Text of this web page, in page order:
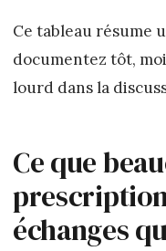
Ce tableau résume
documentez tôt,
lourd dans la
Ce que
échanges